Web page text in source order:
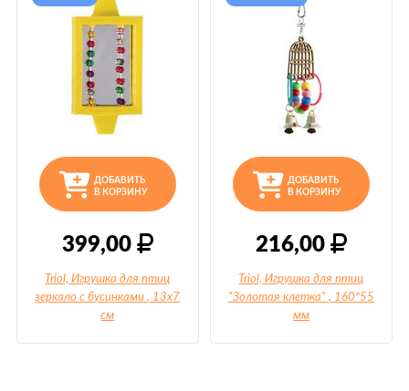
ДОБАВИТЬ
В КОРЗИНУ
399,00
Triol, Игрушка для птиц
зеркало с бусинками , 13х7
см
ДОБАВИТЬ
В КОРЗИНУ
216,00
Triol, Игрушка для птиц
"Золотая клетка" , 160*55
мм